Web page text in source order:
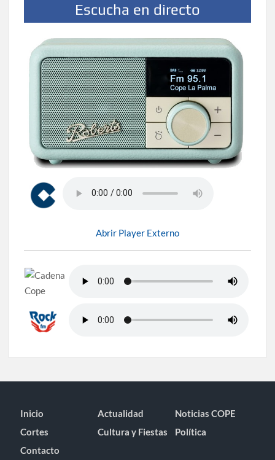
Escucha en directo
Abrir Player Externo
Inicio Actualidad
Noticias COPE
Cortes
Cultura y Fiestas
Política
Contacto